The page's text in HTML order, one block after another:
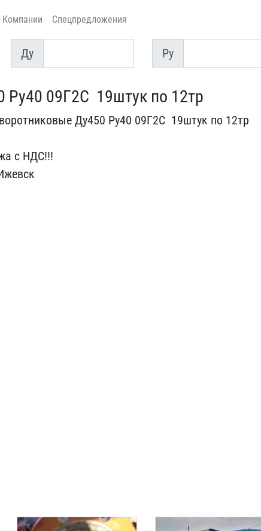
Компании Спецпредложения
Ду
Ду
Py
Py
09Г2С ​ 19штук по 12тр
Ду450 Ру40 09Г2С ​ 19штук по 12тр
с​ НДС!!!